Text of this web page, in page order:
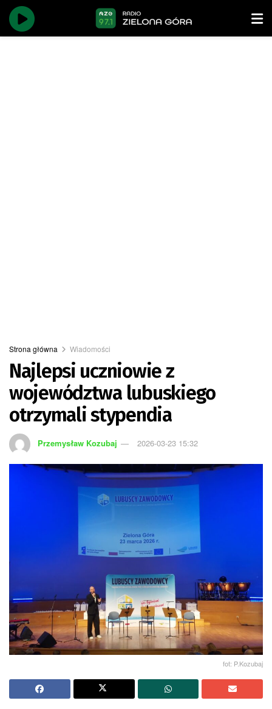
Strona główna Wiadomości
Najlepsi uczniowie z
województwa lubuskiego
otrzymali stypendia
Przemysław Kozubaj 2026-03-23 15:32
fot: P.Kozubaj